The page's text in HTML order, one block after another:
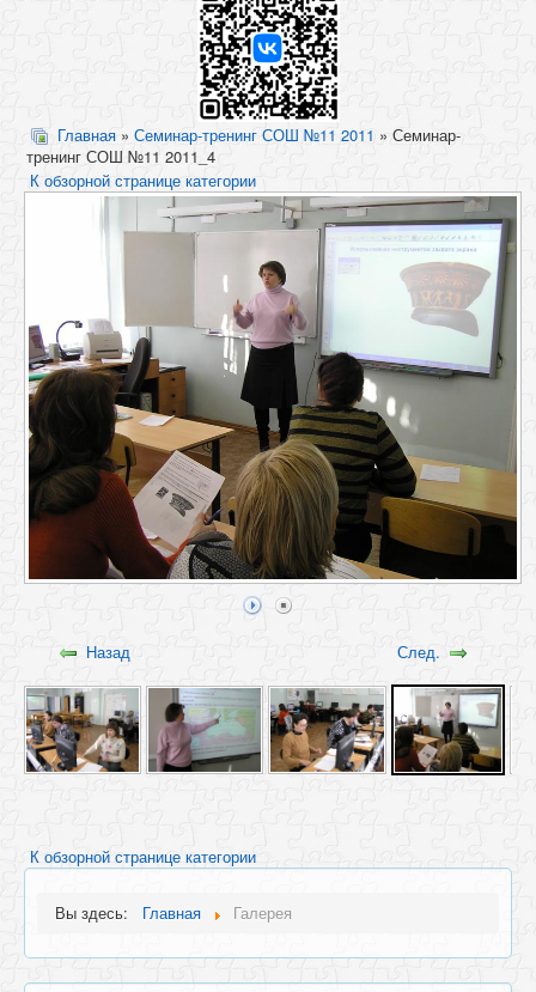
Главная » Семинар-тренинг СОШ №11 2011 » Семинар-
тренинг СОШ №11 2011_4
К обзорной странице категории
Назад След.
К обзорной странице категории
Вы здесь: Главная Галерея